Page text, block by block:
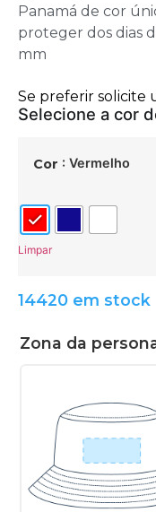
Panamá de cor
proteger dos dias
mm
Cor : Vermelho
Limpar
14420 em stock
Zona da